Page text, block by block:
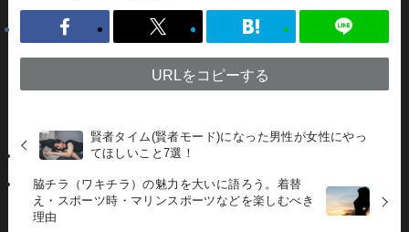
URLをコピーする
賢者タイム(賢者モード)になった男性が女性にやっ
てほしいこと7選！
脇チラ（ワキチラ）の魅力を大いに語ろう。着替
え・スポーツ時・マリンスポーツなどを楽しむべき
理由